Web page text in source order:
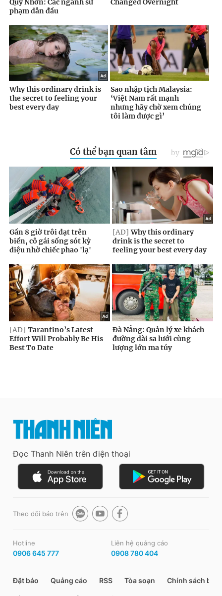
Đọc Thanh Niên trên điện thoại
Theo dõi báo trên
Hotline
0906 645 777
Liên hệ quảng cáo
0908 780 404
Đặt báo Quảng cáo RSS Tòa soạn Chính sách bảo